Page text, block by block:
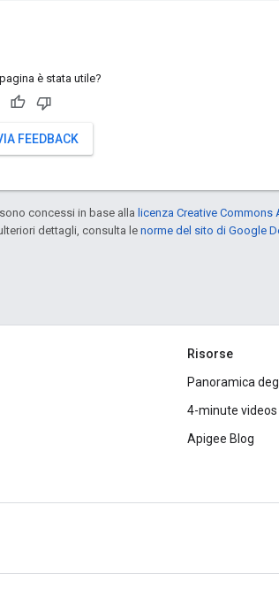
è stata utile?
FEEDBACK
concessi in base alla licenza Creative Commons
dettagli, consulta le norme del sito di Google
Risorse
Panoramica
4-minute
Apigee Blog